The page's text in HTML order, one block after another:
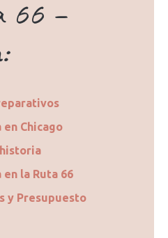
66 –
Chicago
historia
la Ruta 66
y Presupuesto